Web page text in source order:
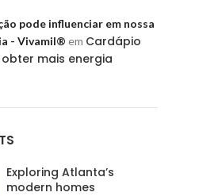
pode influenciar em nossa
- Vivamil® em Cardápio
mais energia
Exploring Atlanta’s
modern homes